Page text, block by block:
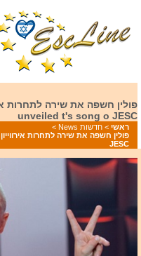
unveiled t's song o JESC
ראשי > חדשות News
>
JESC